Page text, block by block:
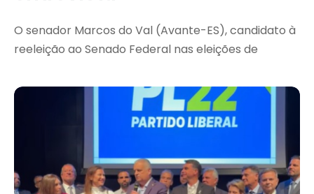
O senador Marcos do Val (Avante-ES), candidato à
reeleição ao Senado Federal nas eleições de